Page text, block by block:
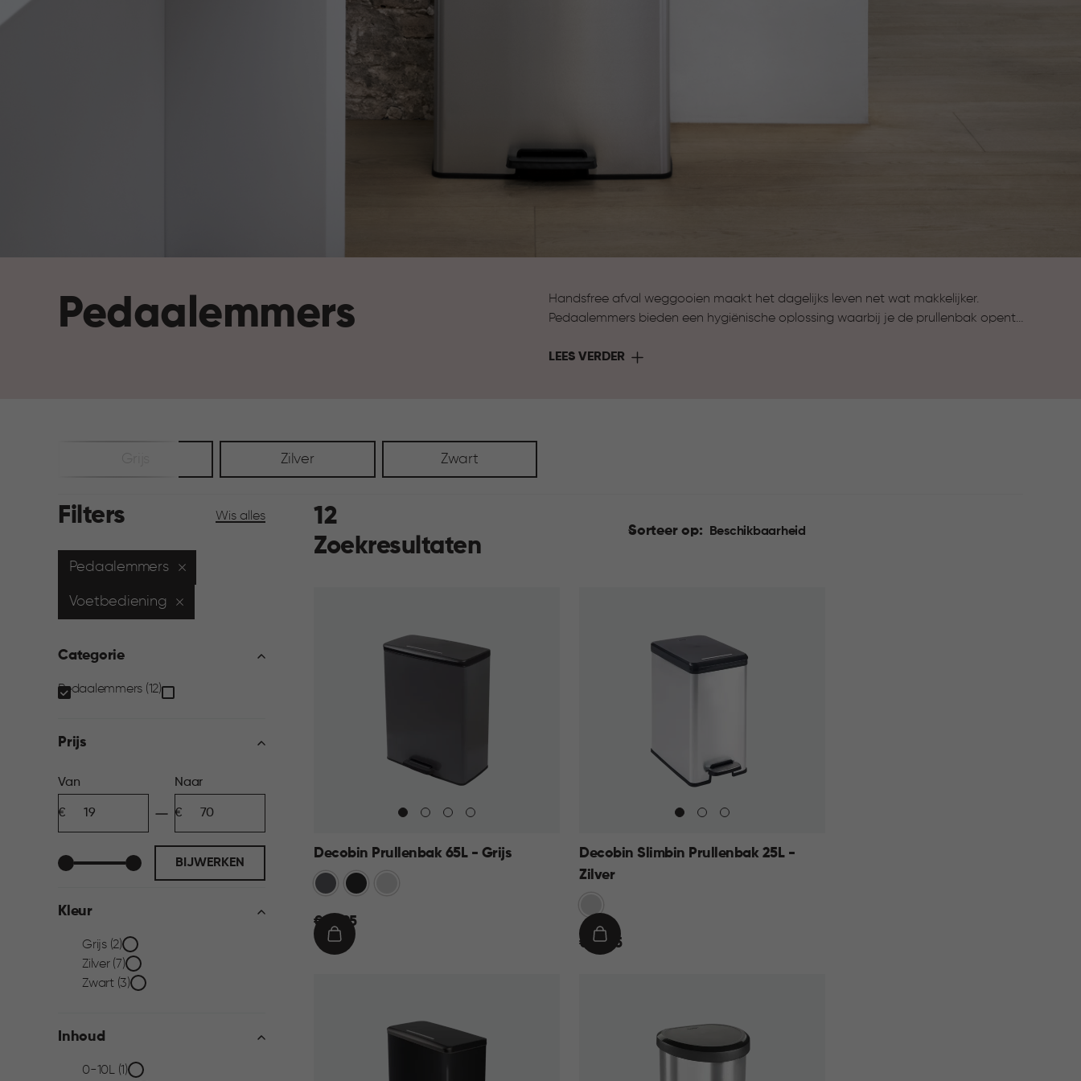
Pedaalemmers
Handsfree afval weggooien maakt het dagelijks leven net wat makkelijker.
Pedaalemmers bieden een hygiënische oplossing waarbij je de prullenbak opent
Verkrijgbaar in verschillende formaten en stijlen, zodat er altijd een pedaalemmer
LEES VERDER
Zilver Zwart
Filters Wis alles
Pedaalemmers
Voetbediening
Categorie
Categorie
filter
Pedaalemmers (12)
Prijs
Prijs
filter
Van
Naar
BIJWERKEN
Kleur
Kleur
filter
Grijs (2)
Zilver (7)
Zwart (3)
Inhoud
0-10L (1)
Sorteer op: Beschikbaarheid
12
Zoekresultaten
Decobin Prullenbak 65L - Grijs
Grijs Zwart
€
59,95
€ 59,95
IN
Decobin Slimbin Prullenbak 25L -
Zilver
€€ 39,95
IN